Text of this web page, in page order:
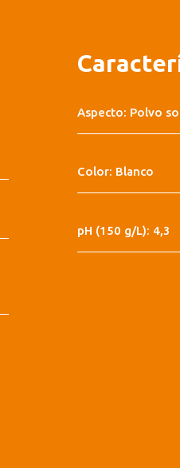
Aspecto: Polvo
Color: Blanco
pH (150 g/L): 4,3